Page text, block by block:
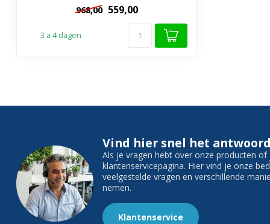
968,00 559,00
3 a 4 dagen
Vind hier snel het
Als je vragen hebt over onze producten
klantenservicepagina. Hier vind je onze
veelgestelde vragen en verschillende
nemen.
Klantenservice